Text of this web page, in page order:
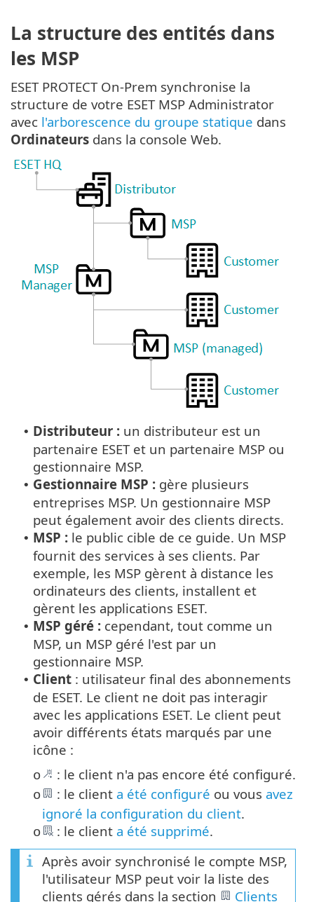
La structure des entités dans
les MSP
ESET PROTECT On-Prem synchronise la
structure de votre ESET MSP Administrator
avec l'arborescence du groupe statique dans
Ordinateurs dans la console Web.
• Distributeur : un distributeur est un
partenaire ESET et un partenaire MSP ou
gestionnaire MSP.
• Gestionnaire MSP : gère plusieurs
entreprises MSP. Un gestionnaire MSP
peut également avoir des clients directs.
• MSP : le public cible de ce guide. Un MSP
fournit des services à ses clients. Par
exemple, les MSP gèrent à distance les
ordinateurs des clients, installent et
gèrent les applications ESET.
• MSP géré : cependant, tout comme un
MSP, un MSP géré l'est par un
gestionnaire MSP.
• Client : utilisateur final des abonnements
de ESET. Le client ne doit pas interagir
avec les applications ESET. Le client peut
avoir différents états marqués par une
icône :
o : le client n'a pas encore été configuré.
o : le client a été configuré ou vous avez
ignoré la configuration du client.
o : le client a été supprimé.
Après avoir synchronisé le compte MSP,
l'utilisateur MSP peut voir la liste des
clients gérés dans la section
Clients